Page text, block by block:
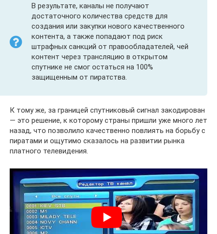
В результате, каналы не получают
достаточного количества средств для
создания или закупки нового качественного
контента, а также попадают под риск
штрафных санкций от правообладателей, чей
контент через трансляцию в открытом
спутнике не смог остаться на 100%
защищенным от пиратства.
К тому же, за границей спутниковый сигнал закодирован
— это решение, к которому страны пришли уже много лет
назад, что позволило качественно повлиять на борьбу с
пиратами и ощутимо сказалось на развитии рынка
платного телевидения.